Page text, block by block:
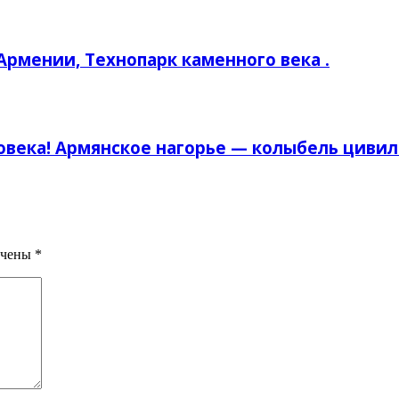
Технопарк каменного века .
Армянское нагорье — колыбель
*